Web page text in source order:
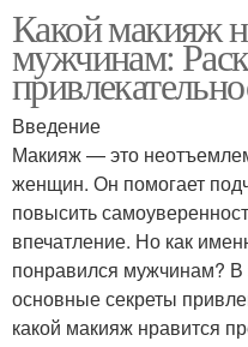
Какой макияж
мужчинам:
Введение
Макияж — это
женщин. Он помогает
повысить
впечатление. Но как
понравился мужчинам? В
основные секреты
какой макияж нравится